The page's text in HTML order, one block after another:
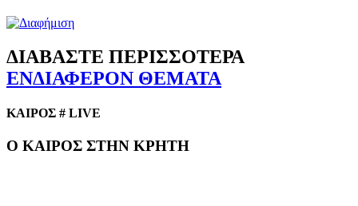
ΔΙΑΒΑΣΤΕ ΠΕΡΙΣΣΟΤΕΡΑ
ΕΝΔΙΑΦΕΡΟΝ ΘΕΜΑΤΑ
ΚΑΙΡΟΣ # LIVE
Ο ΚΑΙΡΟΣ ΣΤΗΝ ΚΡΗΤΗ